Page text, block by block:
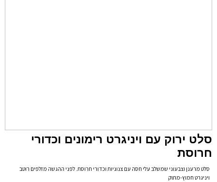
סלט ירוק עם ויניגרט רימונים וכדורי
חרוסת
סלט מרענן וצבעוני שמשלב עלי חסה עם צנוניות וכדורי חרוסת. לפני ההגשה מזלפים רוטב
ויניגרט חמוץ-מתוק